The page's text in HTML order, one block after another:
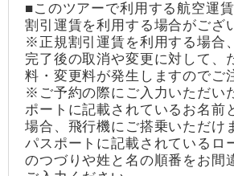
■このツアーで利用する航空運
割引運賃を利用する場合がござ
※正規割引運賃を利用する場合
完了後の取消や変更に対して、
料・変更料が発生しますのでご
※ご予約の際にご入力いただい
ポートに記載されているお名前
場合、飛行機にご搭乗いただけ
パスポートに記載されているロ
のつづりや姓と名の順番をお間